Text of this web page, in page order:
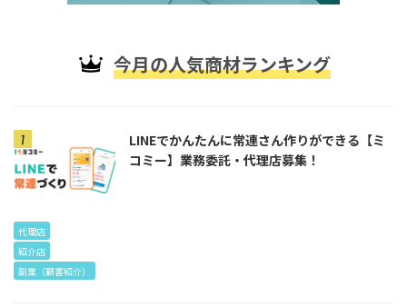
今月の人気商材ランキング
LINEでかんたんに常連さん作りができる【ミ
コミー】業務委託・代理店募集！
代理店
紹介店
副業（顧客紹介）